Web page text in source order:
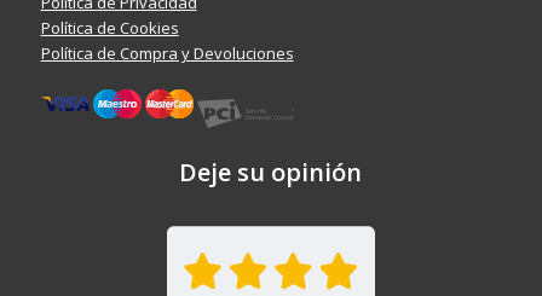
Política de Cookies
Política de Compra y Devoluciones
Deje su opinión